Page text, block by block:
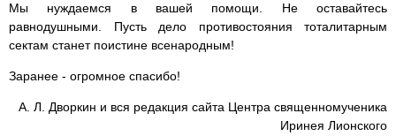
Мы нуждаемся в вашей помощи. Не оставайтесь
равнодушными. Пусть дело противостояния тоталитарным
сектам станет поистине всенародным!
Заранее - огромное спасибо!
А. Л. Дворкин и вся редакция сайта Центра священномученика
Иринея Лионского